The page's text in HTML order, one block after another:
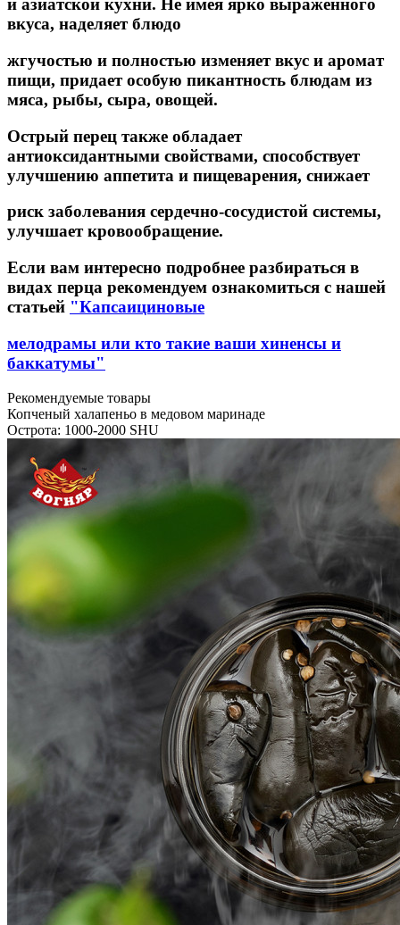
и азиатской кухни. Не имея ярко выраженного
вкуса, наделяет блюдо
жгучостью и полностью изменяет вкус и аромат
пищи, придает особую пикантность блюдам из
мяса, рыбы, сыра, овощей.
Острый перец также обладает
антиоксидантными свойствами, способствует
улучшению аппетита и пищеварения, снижает
риск заболевания сердечно-сосудистой системы,
улучшает кровообращение.
Если вам интересно подробнее разбираться в
видах перца рекомендуем ознакомиться с нашей
статьей "Капсаициновые
мелодрамы или кто такие ваши хиненсы и
баккатумы"
Рекомендуемые товары
Копченый халапеньо в медовом маринаде
Острота: 1000-2000 SHU